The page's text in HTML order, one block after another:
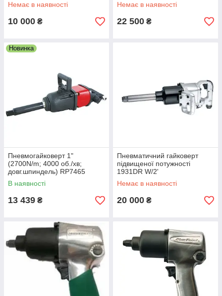
Немає в наявності
10 000 ₴
Немає в наявності
22 500 ₴
Новинка
Пневмогайковерт 1"
(2700N/m; 4000 об./хв;
довг.шпиндель) RP7465
AIRKRAFT
В наявності
13 439 ₴
Пневматичний гайковерт
підвищеної потужності
1931DR W/2'
Немає в наявності
20 000 ₴